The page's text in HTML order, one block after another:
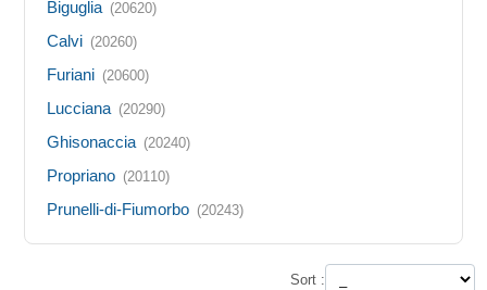
Biguglia (20620)
Calvi (20260)
Furiani (20600)
Lucciana (20290)
Ghisonaccia (20240)
Propriano (20110)
Prunelli-di-Fiumorbo (20243)
Sort :